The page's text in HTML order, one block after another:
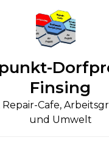
Finsing
Repair-Cafe,
und Umwelt